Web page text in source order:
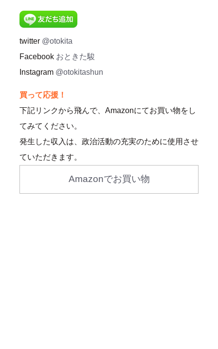
twitter @otokita
Facebook おときた駿
Instagram @otokitashun
買って応援！
下記リンクから飛んで、Amazonにてお買い物をし
てみてください。
発生した収入は、政治活動の充実のために使用させ
ていただきます。
Amazonでお買い物